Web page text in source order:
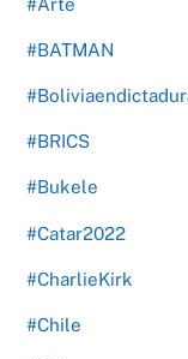
#BATMAN
#BRICS
#Bukele
#Catar2022
#CharlieKirk
#Chile